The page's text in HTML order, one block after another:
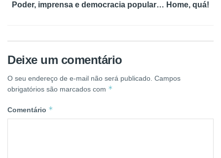
Poder, imprensa e democracia popular… Home, quá!
Deixe um comentário
O seu endereço de e-mail não será publicado. Campos
obrigatórios são marcados com *
Comentário *